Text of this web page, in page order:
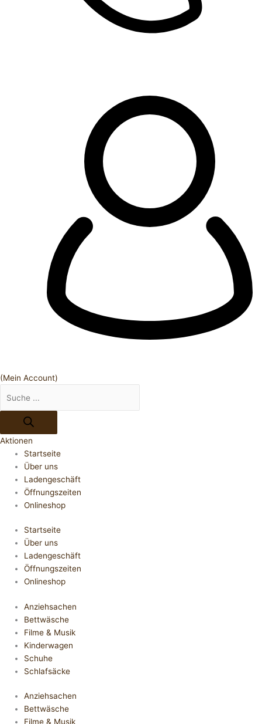
(Mein Account)
Aktionen
Startseite
Über uns
Ladengeschäft
Öffnungszeiten
Onlineshop
Startseite
Über uns
Ladengeschäft
Öffnungszeiten
Onlineshop
Anziehsachen
Bettwäsche
Filme & Musik
Kinderwagen
Schuhe
Schlafsäcke
Anziehsachen
Bettwäsche
Filme & Musik